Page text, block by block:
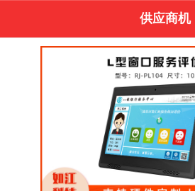
供应商机